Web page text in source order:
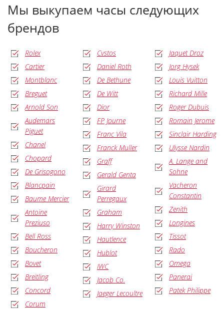
Мы выкупаем часы следующих
брендов
Rolex
Cartier
Montblanc
Breguet
Arnold Son
Audemars
Piguet
Chanel
Chopard
De Grisogono
Blancpain
Baume Mercier
Antoine
Preziuso
Bell Ross
Boucheron
Bovet
Breitling
Concord
Corum
Cvstos
Daniel Roth
De Bethune
De Witt
Dior
FP Journe
Franc Vila
Franck Muller
Graff
Gerald Genta
Girard
Perregaux
Graham
Harry Winston
Hautlence
Hublot
IWC
Jacob Co.
Jaeger Lecoultre
Jaquet Droz
Jorg Hysek
Louis Vuitton
Richard Mille
Roger Dubuis
Romain Jerome
Sinclair Harding
Ulysse Nardin
A. Lange and
Sohne
Vacheron
Constantin
Zenith
Longines
Tissot
Rado
Omega
Panerai
Patek Philippe